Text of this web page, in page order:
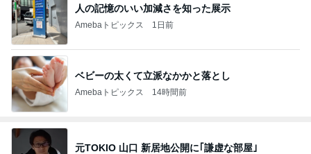
人の記憶のいい加減さを知った展示
Amebaトピックス 1日前
ベビーの太くて立派なかかと落とし
Amebaトピックス 14時間前
元TOKIO 山口 新居地公開に｢謙虚な部屋｣